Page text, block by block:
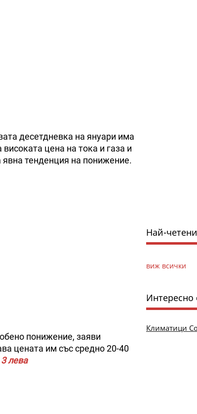
десетдневка на януари има
цена на тока и газа и
тенденция на понижение.
понижение, заяви
цената им със средно 20-40
лева
Най-
виж всички
Интересно
Климатици